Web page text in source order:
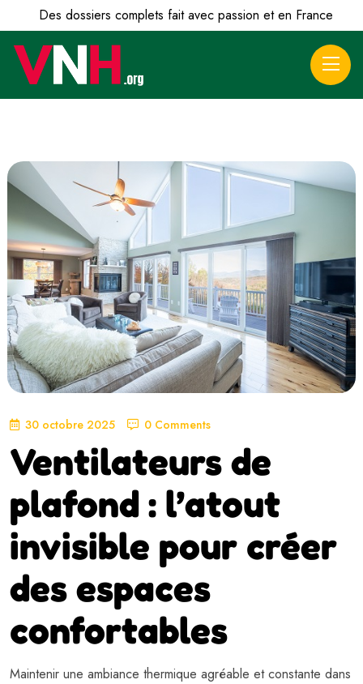
Des dossiers complets fait avec passion et en France
30 octobre 2025 0 Comments
Ventilateurs de
plafond : l’atout
invisible pour créer
des espaces
confortables
Maintenir une ambiance thermique agréable et constante dans